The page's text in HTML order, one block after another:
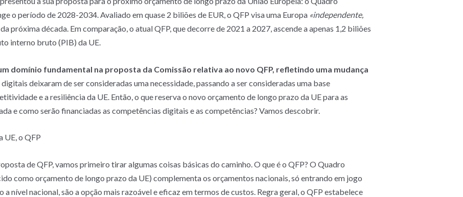
o período de 2028-2034. Avaliado em quase 2 biliões de EUR, o QFP visa uma Europa «independente,
próxima década. Em comparação, o atual QFP, que decorre de 2021 a 2027, ascende a apenas 1,2 biliões
interno bruto (PIB) da UE.
domínio fundamental na proposta da Comissão relativa ao novo QFP, refletindo uma mudança
deixaram de ser consideradas uma necessidade, passando a ser consideradas uma base
e a resiliência da UE. Então, o que reserva o novo orçamento de longo prazo da UE para as
e como serão financiadas as competências digitais e as competências? Vamos descobrir.
UE, o QFP
de QFP, vamos primeiro tirar algumas coisas básicas do caminho. O que é o QFP? O Quadro
como orçamento de longo prazo da UE) complementa os orçamentos nacionais, só entrando em jogo
a nível nacional, são a opção mais razoável e eficaz em termos de custos. Regra geral, o QFP estabelece